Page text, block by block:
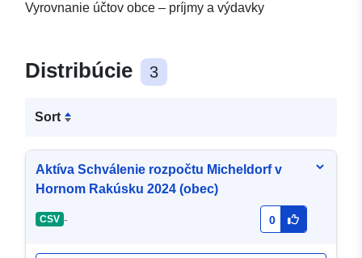
Vyrovnanie účtov obce – príjmy a výdavky
Distribúcie 3
Sort
Aktíva Schválenie rozpočtu Micheldorf v
Hornom Rakúsku 2024 (obec)
CSV - 0